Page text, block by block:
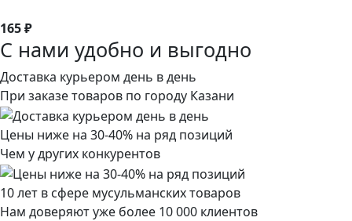
165 ₽
С нами удобно и выгодно
Доставка курьером день в день
При заказе товаров по городу Казани
Цены ниже на 30-40% на ряд позиций
Чем у других конкурентов
10 лет в сфере мусульманских товаров
Нам доверяют уже более 10 000 клиентов